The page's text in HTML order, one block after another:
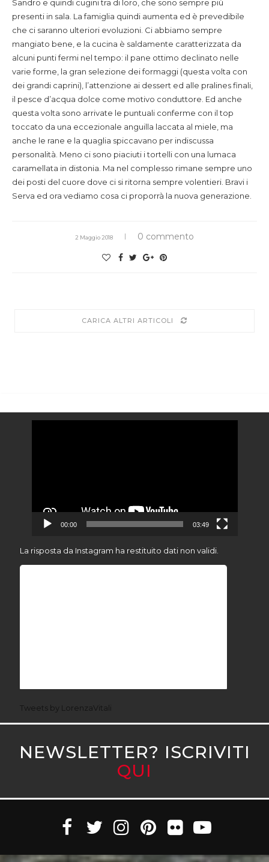
Sandro e quindi cugini tra di loro, che sono sempre più
presenti in sala. La famiglia quindi aumenta ed è prevedibile
che ci saranno ulteriori evoluzioni. Ci abbiamo sempre
mangiato bene, e la cucina è saldamente caratterizzata da
alcuni punti fermi nel tempo: il pane ottimo declinato nelle
varie forme, la gran selezione dei formaggi (questa volta con
dei grandi caprini), l’attenzione ai dessert ed alle pralines finali,
il pesce d’acqua dolce come motivo conduttore. Ed anche
questa volta sono arrivate le puntuali conferme con il top
toccato da una eccezionale anguilla laccata al miele, ma
anche le rane e la quaglia spiccavano per indiscussa
personalità. Meno ci sono piaciuti i tortelli con una lumaca
caramellata in distonia. Ma nel complesso rimane sempre uno
dei posti del cuore dove ci si ritorna sempre volentieri. Bravi i
Serva ed ora vediamo cosa ci proporrà la nuova generazione.
2 Maggio 2018 0 commento
CARICA ALTRI ARTICOLI
00:00 03:49
La risposta da Instagram ha restituito dati non validi.
Tweets by LorenzaVitali
NEWSLETTER? ISCRIVITI
QUI